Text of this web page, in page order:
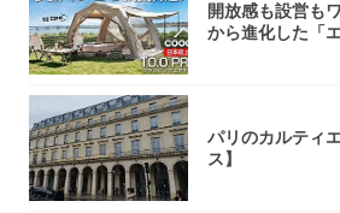
開放感も設営も
から進化した「
パリのカルティ
ス】